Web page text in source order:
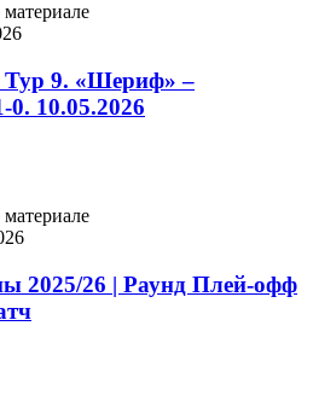
Тур 9. «Шериф» –
0. 10.05.2026
2025/26 | Раунд Плей-офф